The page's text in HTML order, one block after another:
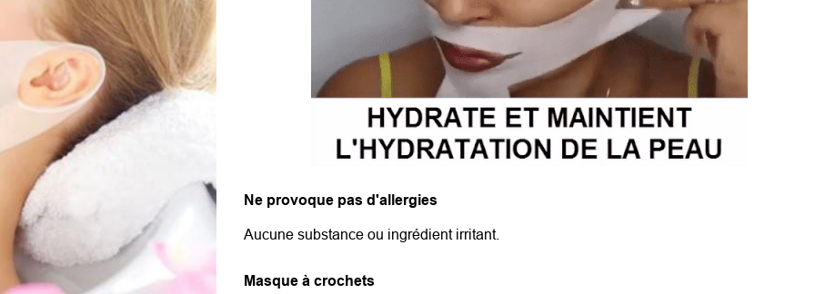
Ne provoque pas d'allergies
Aucune substance ou ingrédient irritant.
Masque à crochets